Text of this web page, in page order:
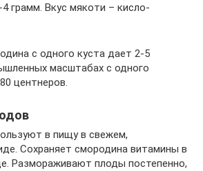
4 грамм. Вкус мякоти – кисло-
с одного куста дает 2-5
масштабах с одного
центнеров.
в пищу в свежем,
Сохраняет смородина витамины в
Размораживают плоды постепенно,